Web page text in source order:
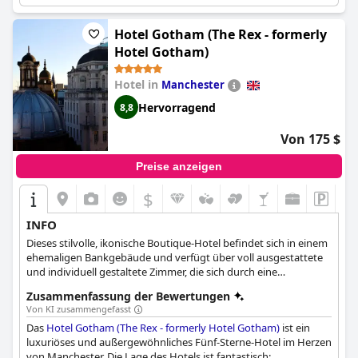
erlesenen Atmosphäre und der schönen Einrichtung. Die Gäste
loben die Raffinesse und die warme Atmosphäre des Hotels, die
es zu einem angenehmen Aufenthaltsort machen. Verpassen Sie
nicht die Gelegenheit, dieses schöne Boutique-Hotel bei Ihrem
nächsten Besuch in Bath zu erleben!
Hotel Gotham (The Rex - formerly
Hotel Gotham)
Hotel in Manchester
8,8 Hervorragend
Von 175 $
Preise anzeigen
$
INFO
Dieses stilvolle, ikonische Boutique-Hotel befindet sich in einem
ehemaligen Bankgebäude und verfügt über voll ausgestattete
und individuell gestaltete Zimmer, die sich durch eine
Mustern und luxuriösen Stoffen auszeichnen.
Zusammenfassung der Bewertungen
Von KI zusammengefasst
Das Hotel Gotham (The Rex - formerly Hotel Gotham) ist ein
luxuriöses und außergewöhnliches Fünf-Sterne-Hotel im Herzen